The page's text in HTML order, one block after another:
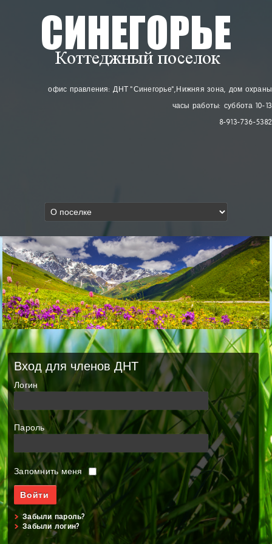
офис правления: ДНТ "Синегорье", Нижняя зона, дом охраны
часы работы: суббота 10-13
8-913-736-5382
Вход для членов ДНТ
Логин
Пароль
Запомнить меня
Забыли пароль?
Забыли логин?